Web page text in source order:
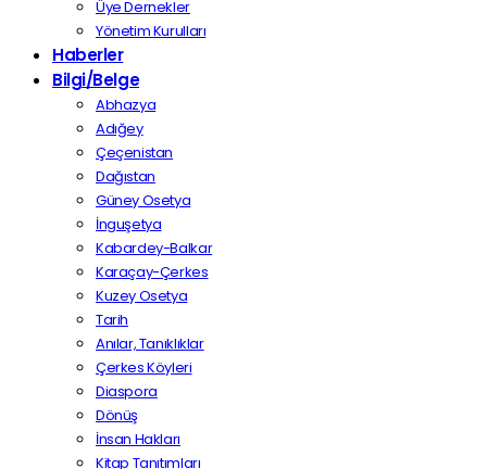
Üye Dernekler
Yönetim Kurulları
Haberler
Bilgi/Belge
Abhazya
Adığey
Çeçenistan
Dağıstan
Güney Osetya
İnguşetya
Kabardey-Balkar
Karaçay-Çerkes
Kuzey Osetya
Tarih
Anılar, Tanıklıklar
Çerkes Köyleri
Diaspora
Dönüş
İnsan Hakları
Kitap Tanıtımları